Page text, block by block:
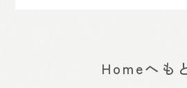
Homeへも